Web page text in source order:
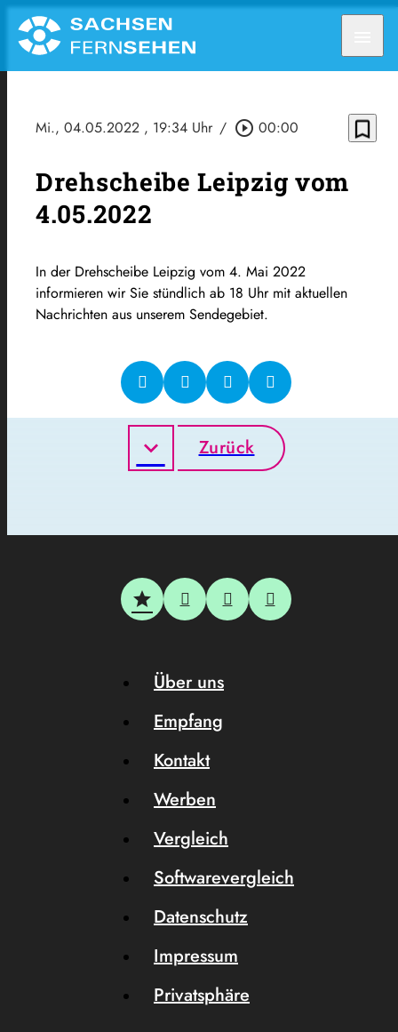
Mi., 04.05.2022 , 19:34 Uhr / play_circle_outline 00:00 bookmark_border
Drehscheibe Leipzig vom
4.05.2022
In der Drehscheibe Leipzig vom 4. Mai 2022
informieren wir Sie stündlich ab 18 Uhr mit aktuellen
Nachrichten aus unserem Sendegebiet.
Zurück
Über uns
Empfang
Kontakt
Werben
Vergleich
Softwarevergleich
Datenschutz
Impressum
Privatsphäre